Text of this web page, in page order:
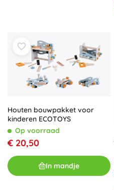
Houten bouwpakket voor
kinderen ECOTOYS
Op voorraad
€ 20,50
In mandje